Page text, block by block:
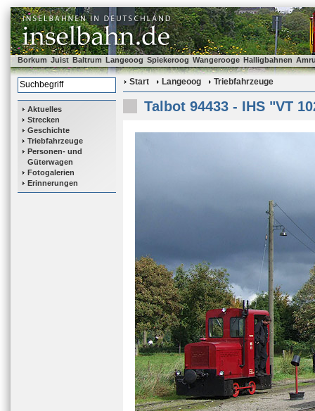
Borkum Juist Baltrum Langeoog Spiekeroog Wangerooge Halligbahnen
Aktuelles
Strecken
Geschichte
Triebfahrzeuge
Personen- und
Güterwagen
Fotogalerien
Erinnerungen
Start Langeoog Triebfahrzeuge
Talbot 94433 - IHS "VT